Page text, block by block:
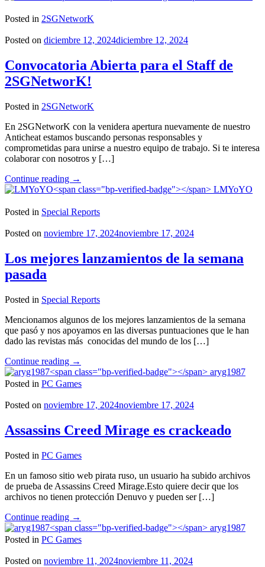
GhostTown"
Posted in 2SGNetworK
Posted on diciembre 12, 2024diciembre 12, 2024
Convocatoria Abierta para el Staff de
2SGNetworK!
Posted in 2SGNetworK
En 2SGNetworK con la venidera apertura nuevamente de nuestro
Anticheat estamos buscando personas responsables y
comprometidas para unirse a nuestro equipo de trabajo. Si te interesa
colaborar con nosotros y […]
Continue reading "Convocatoria
Abierta
el
de
→
LMYoYO
Posted in Special Reports
Posted on noviembre 17, 2024noviembre 17, 2024
Los mejores lanzamientos de la semana
pasada
Posted in Special Reports
Mencionamos algunos de los mejores lanzamientos de la semana
que pasó y nos apoyamos en las diversas puntuaciones que le han
dado las revistas más conocidas del mundo de los […]
Continue reading "Los
mejores
lanzamientos
la
pasada"
→
aryg1987
Posted in PC Games
Posted on noviembre 17, 2024noviembre 17, 2024
Assassins Creed Mirage es crackeado
Posted in PC Games
En un famoso sitio web pirata ruso, un usuario ha subido archivos
de prueba de Assassins Creed Mirage.Esto quiere decir que los
archivos no tienen protección Denuvo y pueden ser […]
Continue reading "Assassins
Creed
Mirage
crackeado"
→
aryg1987
Posted in PC Games
Posted on noviembre 11, 2024noviembre 11, 2024